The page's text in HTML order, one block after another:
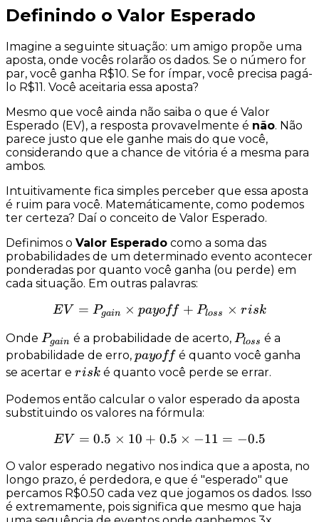
Definindo o Valor Esperado
Imagine a seguinte situação: um amigo propõe uma
aposta, onde vocês rolarão os dados. Se o número for
par, você ganha R$10. Se for ímpar, você precisa pagá-
lo R$11. Você aceitaria essa aposta?
Mesmo que você ainda não saiba o que é Valor
Esperado (EV), a resposta provavelmente é não. Não
parece justo que ele ganhe mais do que você,
considerando que a chance de vitória é a mesma para
ambos.
Intuitivamente fica simples perceber que essa aposta
é ruim para você. Matemáticamente, como podemos
ter certeza? Daí o conceito de Valor Esperado.
Definimos o Valor Esperado como a soma das
probabilidades de um determinado evento acontecer
ponderadas por quanto você ganha (ou perde) em
cada situação. Em outras palavras:
EV = P_{gain} \times
EV = Pgain × payoff + Ploss × risk
Onde P_{gain}
Pgain é a probabilidade de acerto, P_{loss}
Ploss é a
probabilidade de erro, payoff
payoff équanto você ganha
se acertar e risk
risk équanto você perde se errar.
Podemos então calcular o valor esperado da aposta
substituindo os valores na fórmula:
EV = 0.5 \times 10 + 0.5
EV = 0.5 × 10 + 0.5 × −11 = −0.5
O valor esperado negativo nos indica que a aposta, no
longo prazo, é perdedora, e que é "esperado" que
percamos R$0.50 cada vez que jogamos os dados. Isso
é extremamente, pois significa que mesmo que haja